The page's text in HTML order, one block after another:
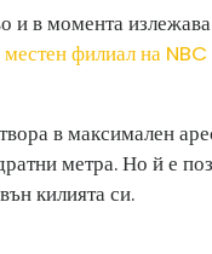
и в момента
филиал на
в максимален
метра. Но й е
килията си.